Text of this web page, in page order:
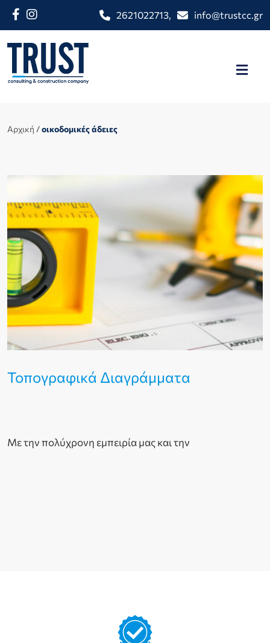
2621022713, info@trustcc.gr
Αρχική /οικοδομικές άδειες
Τοπογραφικά Διαγράμματα
Με την πολύχρονη εμπειρία μας και την